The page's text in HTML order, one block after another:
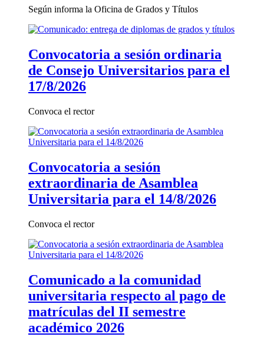
Según informa la Oficina de Grados y Títulos
Convocatoria a sesión ordinaria
de Consejo Universitarios para el
17/8/2026
Convoca el rector
Convocatoria a sesión
extraordinaria de Asamblea
Universitaria para el 14/8/2026
Convoca el rector
Comunicado a la comunidad
universitaria respecto al pago de
matrículas del II semestre
académico 2026